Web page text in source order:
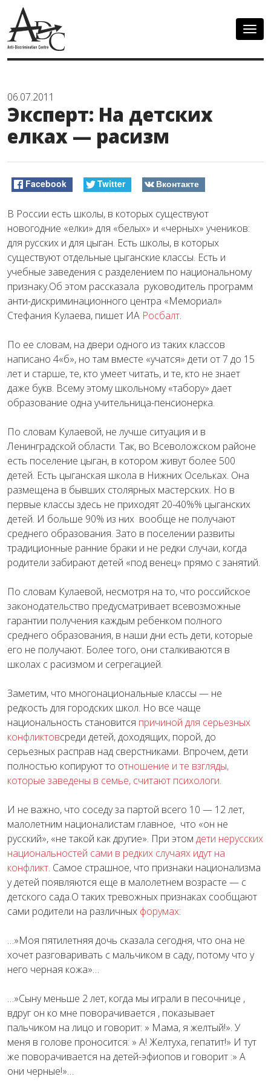
06.07.2011
Эксперт: На детских
елках — расизм
Facebook Twitter Вконтакте
В России есть школы, в которых существуют
новогодние «елки» для «белых» и «черных» учеников:
для русских и для цыган. Есть школы, в которых
существуют отдельные цыганские классы. Есть и
учебные заведения с разделением по национальному
признаку.Об этом рассказала руководитель программ
анти-дискриминационного центра «Мемориал»
Стефания Кулаева, пишет ИА Росбалт.
По ее словам, на двери одного из таких классов
написано 4«б», но там вместе «учатся» дети от 7 до 15
лет и старше, те, кто умеет читать, и те, кто не знает
даже букв. Всему этому школьному «табору» дает
образование одна учительница-пенсионерка.
По словам Кулаевой, не лучше ситуация и в
Ленинградской области. Так, во Всеволожском районе
есть поселение цыган, в котором живут более 500
детей. Есть цыганская школа в Нижних Осельках. Она
размещена в бывших столярных мастерских. Но в
первые классы здесь не приходят 20-40%% цыганских
детей. И больше 90% из них вообще не получают
среднего образования. Зато в поселении развиты
традиционные ранние браки и не редки случаи, когда
родители забирают детей «под венец» прямо с занятий.
По словам Кулаевой, несмотря на то, что российское
законодательство предусматривает всевозможные
гарантии получения каждым ребенком полного
среднего образования, в наши дни есть дети, которые
его не получают. Более того, они сталкиваются в
школах с расизмом и сегрегацией.
Заметим, что многонациональные классы — не
редкость для городских школ. Но все чаще
национальность становится причиной для серьезных
конфликтовсреди детей, доходящих, порой, до
серьезных расправ над сверстниками. Впрочем, дети
полностью копируют то отношение и те взгляды,
которые заведены в семье, считают психологи.
И не важно, что соседу за партой всего 10 — 12 лет,
малолетним националистам главное, что «он не
русский», «не такой как другие». При этом дети нерусских
национальностей сами в редких случаях идут на
конфликт. Самое страшное, что признаки национализма
у детей появляются еще в малолетнем возрасте — с
детского сада.О таких тревожных признаках сообщают
сами родители на различных форумах:
…»Моя пятилетняя дочь сказала сегодня, что она не
хочет разговаривать с мальчиком в саду, потому что у
него черная кожа»…
…»Сыну меньше 2 лет, когда мы играли в песочнице ,
вдруг он ко мне поворачивается , показывает
пальчиком на лицо и говорит: » Мама, я желтый!». У
меня в голове проносится: » А! Желтуха, гепатит!» И тут
же поворачивается на детей-эфиопов и говорит :» А
они черные!»…